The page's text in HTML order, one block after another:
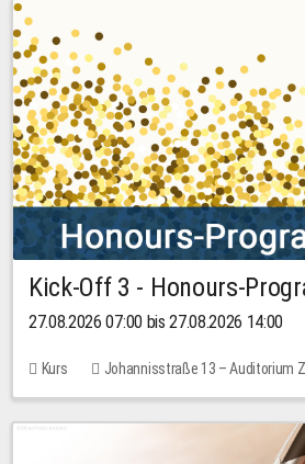
Kick-Off 3 - Honours-
27.08.2026 07:00 bis 27.08.2026 14:00
Kurs
Johannisstraße 13 – Auditorium
11 Plätze